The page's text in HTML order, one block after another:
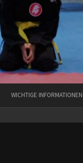
WICHTIGE INFORMATIONEN